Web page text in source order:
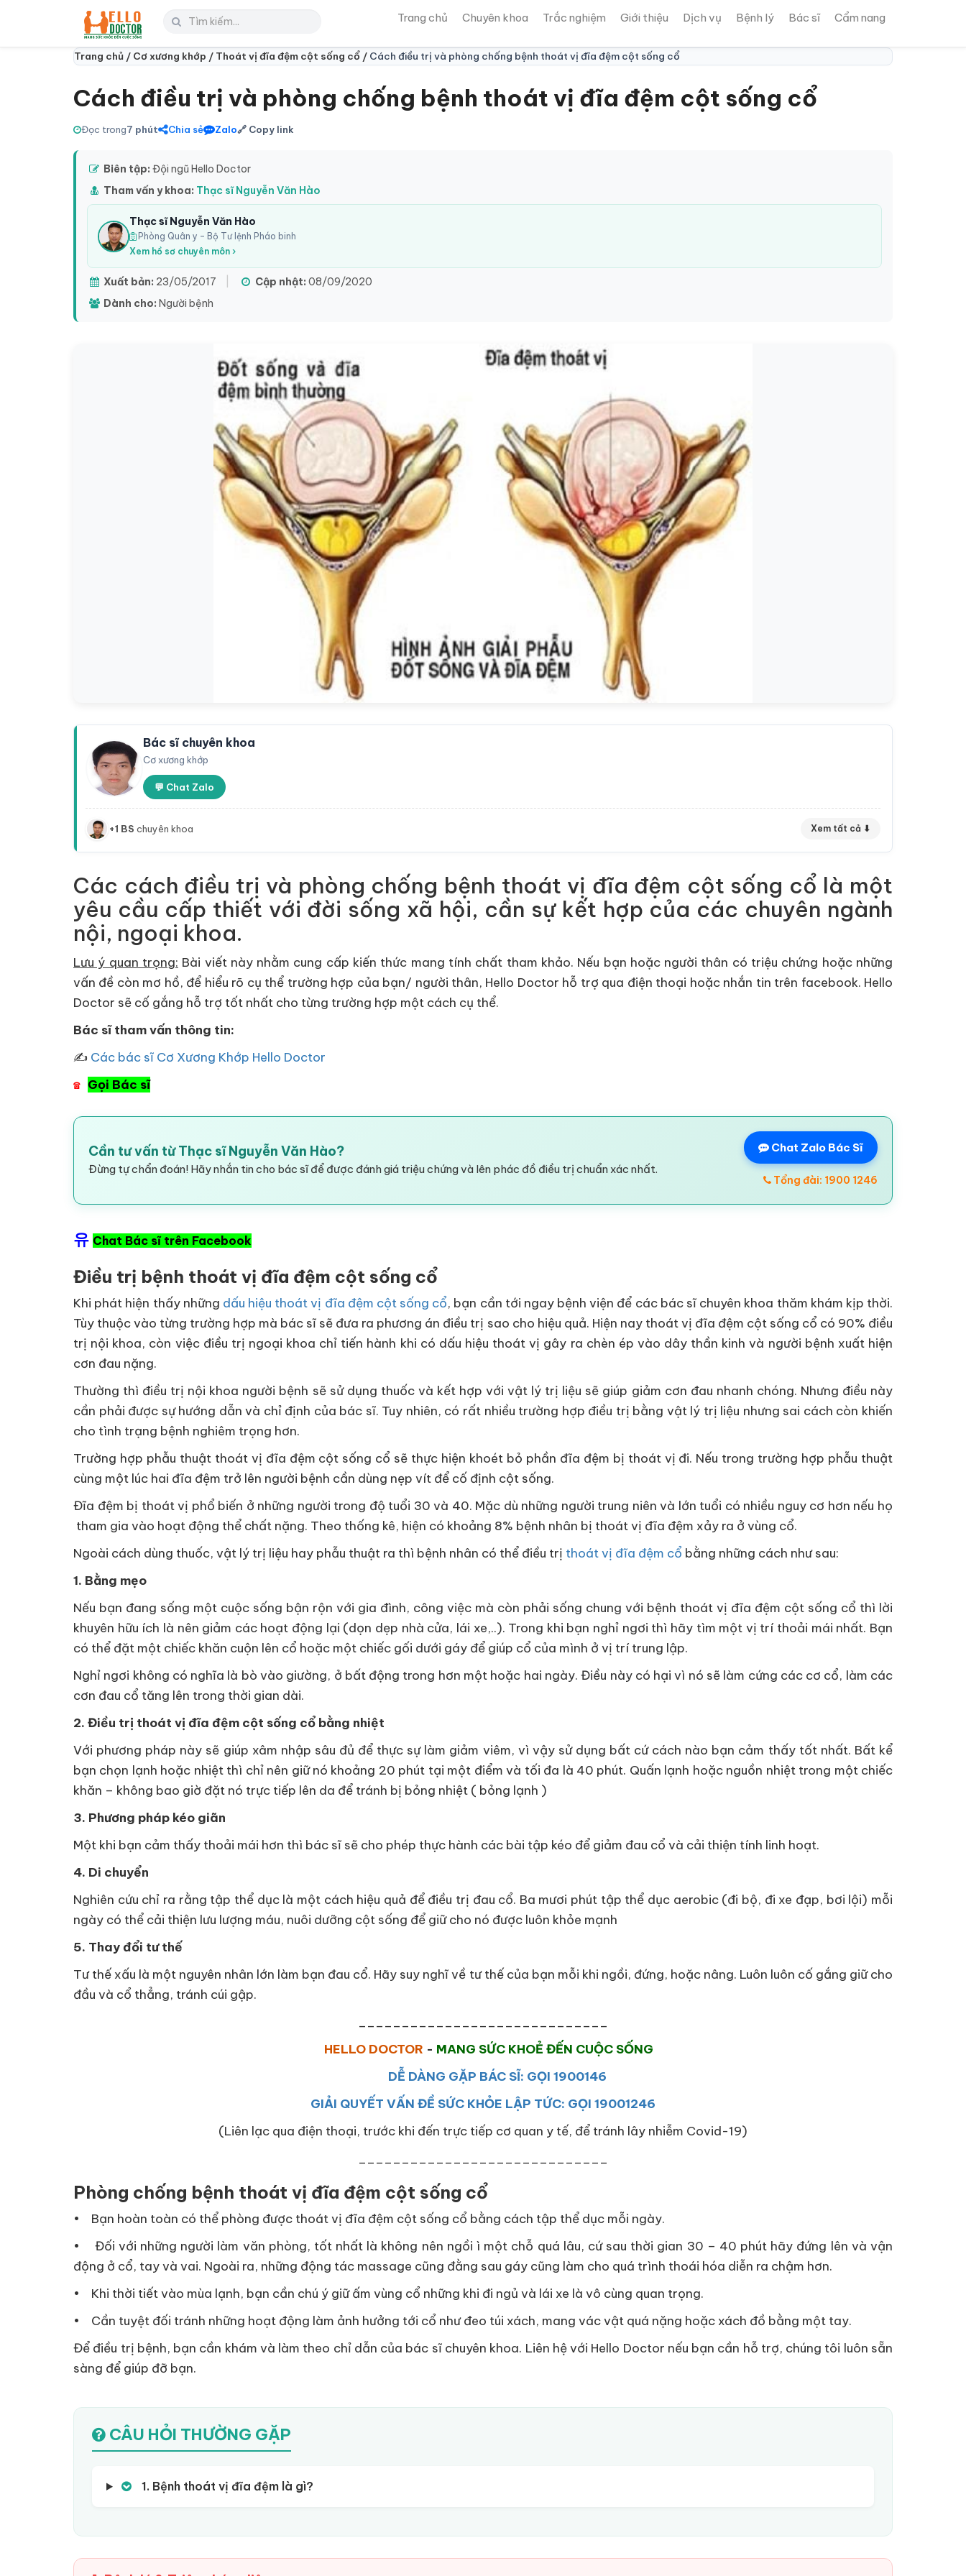
Trang chủ Chuyên khoa Trắc nghiệm Giới thiệu Dịch vụ Bệnh lý Bác sĩ Cẩm nang
Trang chủ / Cơ xương khớp / Thoát vị đĩa đệm cột sống cổ / Cách điều trị và phòng chống bệnh thoát vị đĩa đệm cột sống cổ
Cách điều trị và phòng chống bệnh thoát vị đĩa đệm cột sống cổ
Đọc trong7 phút Chia sẻ Zalo🔗 Copy link
Biên tập: Đội ngũ Hello Doctor
Tham vấn y khoa: Thạc sĩ Nguyễn Văn Hào
Thạc sĩ Nguyễn Văn Hào
Phòng Quân y – Bộ Tư lệnh Pháo binh
Xem hồ sơ chuyên môn ›
Xuất bản: 23/05/2017 Cập nhật: 08/09/2020
Dành cho: Người bệnh
Bác sĩ chuyên khoa
Cơ xương khớp
💬 Chat Zalo
+1 BS chuyên khoa Xem tất cả ⬇
Các cách điều trị và phòng chống bệnh thoát vị đĩa đệm cột sống cổ là một
yêu cầu cấp thiết với đời sống xã hội, cần sự kết hợp của các chuyên ngành
nội, ngoại khoa.
Lưu ý quan trọng: Bài viết này nhằm cung cấp kiến thức mang tính chất tham khảo. Nếu bạn hoặc người thân có triệu chứng hoặc những
vấn đề còn mơ hồ, để hiểu rõ cụ thể trường hợp của bạn/ người thân, Hello Doctor hỗ trợ qua điện thoại hoặc nhắn tin trên facebook. Hello
Doctor sẽ cố gắng hỗ trợ tốt nhất cho từng trường hợp một cách cụ thể.
Bác sĩ tham vấn thông tin:
✍ Các bác sĩ Cơ Xương Khớp Hello Doctor
☎ Gọi Bác sĩ
Cần tư vấn từ Thạc sĩ Nguyễn Văn Hào?
Đừng tự chẩn đoán! Hãy nhắn tin cho bác sĩ để được đánh giá triệu chứng và lên phác đồ điều trị chuẩn xác nhất.
Chat Zalo Bác Sĩ
Tổng đài: 1900 1246
유 Chat Bác sĩ trên Facebook
Điều trị bệnh thoát vị đĩa đệm cột sống cổ
Khi phát hiện thấy những dấu hiệu thoát vị đĩa đệm cột sống cổ, bạn cần tới ngay bệnh viện để các bác sĩ chuyên khoa thăm khám kịp thời.
Tùy thuộc vào từng trường hợp mà bác sĩ sẽ đưa ra phương án điều trị sao cho hiệu quả. Hiện nay thoát vị đĩa đệm cột sống cổ có 90% điều
trị nội khoa, còn việc điều trị ngoại khoa chỉ tiến hành khi có dấu hiệu thoát vị gây ra chèn ép vào dây thần kinh và người bệnh xuất hiện
cơn đau nặng.
Thường thì điều trị nội khoa người bệnh sẽ sử dụng thuốc và kết hợp với vật lý trị liệu sẽ giúp giảm cơn đau nhanh chóng. Nhưng điều này
cần phải được sự hướng dẫn và chỉ định của bác sĩ. Tuy nhiên, có rất nhiều trường hợp điều trị bằng vật lý trị liệu nhưng sai cách còn khiến
cho tình trạng bệnh nghiêm trọng hơn.
Trường hợp phẫu thuật thoát vị đĩa đệm cột sống cổ sẽ thực hiện khoét bỏ phần đĩa đệm bị thoát vị đi. Nếu trong trường hợp phẫu thuật
cùng một lúc hai đĩa đệm trở lên người bệnh cần dùng nẹp vít để cố định cột sống.
Đĩa đệm bị thoát vị phổ biến ở những người trong độ tuổi 30 và 40. Mặc dù những người trung niên và lớn tuổi có nhiều nguy cơ hơn nếu họ
tham gia vào hoạt động thể chất nặng. Theo thống kê, hiện có khoảng 8% bệnh nhân bị thoát vị đĩa đệm xảy ra ở vùng cổ.
Ngoài cách dùng thuốc, vật lý trị liệu hay phẫu thuật ra thì bệnh nhân có thể điều trị thoát vị đĩa đệm cổ bằng những cách như sau:
1. Bằng mẹo
Nếu bạn đang sống một cuộc sống bận rộn với gia đình, công việc mà còn phải sống chung với bệnh thoát vị đĩa đệm cột sống cổ thì lời
khuyên hữu ích là nên giảm các hoạt động lại (dọn dẹp nhà cửa, lái xe,..). Trong khi bạn nghỉ ngơi thì hãy tìm một vị trí thoải mái nhất. Bạn
có thể đặt một chiếc khăn cuộn lên cổ hoặc một chiếc gối dưới gáy để giúp cổ của mình ở vị trí trung lập.
Nghỉ ngơi không có nghĩa là bò vào giường, ở bất động trong hơn một hoặc hai ngày. Điều này có hại vì nó sẽ làm cứng các cơ cổ, làm các
cơn đau cổ tăng lên trong thời gian dài.
2. Điều trị thoát vị đĩa đệm cột sống cổ bằng nhiệt
Với phương pháp này sẽ giúp xâm nhập sâu đủ để thực sự làm giảm viêm, vì vậy sử dụng bất cứ cách nào bạn cảm thấy tốt nhất. Bất kể
bạn chọn lạnh hoặc nhiệt thì chỉ nên giữ nó khoảng 20 phút tại một điểm và tối đa là 40 phút. Quấn lạnh hoặc nguồn nhiệt trong một chiếc
khăn – không bao giờ đặt nó trực tiếp lên da để tránh bị bỏng nhiệt ( bỏng lạnh )
3. Phương pháp kéo giãn
Một khi bạn cảm thấy thoải mái hơn thì bác sĩ sẽ cho phép thực hành các bài tập kéo để giảm đau cổ và cải thiện tính linh hoạt.
4. Di chuyển
Nghiên cứu chỉ ra rằng tập thể dục là một cách hiệu quả để điều trị đau cổ. Ba mươi phút tập thể dục aerobic (đi bộ, đi xe đạp, bơi lội) mỗi
ngày có thể cải thiện lưu lượng máu, nuôi dưỡng cột sống để giữ cho nó được luôn khỏe mạnh
5. Thay đổi tư thế
Tư thế xấu là một nguyên nhân lớn làm bạn đau cổ. Hãy suy nghĩ về tư thế của bạn mỗi khi ngồi, đứng, hoặc nâng. Luôn luôn cố gắng giữ cho
đầu và cổ thẳng, tránh cúi gập.
HELLO DOCTOR - MANG SỨC KHOẺ ĐẾN CUỘC SỐNG
DỄ DÀNG GẶP BÁC SĨ: GỌI 1900146
GIẢI QUYẾT VẤN ĐỀ SỨC KHỎE LẬP TỨC: GỌI 19001246
(Liên lạc qua điện thoại, trước khi đến trực tiếp cơ quan y tế, để tránh lây nhiễm Covid-19)
Phòng chống bệnh thoát vị đĩa đệm cột sống cổ
• Bạn hoàn toàn có thể phòng được thoát vị đĩa đệm cột sống cổ bằng cách tập thể dục mỗi ngày.
• Đối với những người làm văn phòng, tốt nhất là không nên ngồi ì một chỗ quá lâu, cứ sau thời gian 30 – 40 phút hãy đứng lên và vận
động ở cổ, tay và vai. Ngoài ra, những động tác massage cũng đằng sau gáy cũng làm cho quá trình thoái hóa diễn ra chậm hơn.
• Khi thời tiết vào mùa lạnh, bạn cần chú ý giữ ấm vùng cổ những khi đi ngủ và lái xe là vô cùng quan trọng.
• Cần tuyệt đối tránh những hoạt động làm ảnh hưởng tới cổ như đeo túi xách, mang vác vật quá nặng hoặc xách đồ bằng một tay.
Để điều trị bệnh, bạn cần khám và làm theo chỉ dẫn của bác sĩ chuyên khoa. Liên hệ với Hello Doctor nếu bạn cần hỗ trợ, chúng tôi luôn sẵn
sàng để giúp đỡ bạn.
CÂU HỎI THƯỜNG GẶP
1. Bệnh thoát vị đĩa đệm là gì?